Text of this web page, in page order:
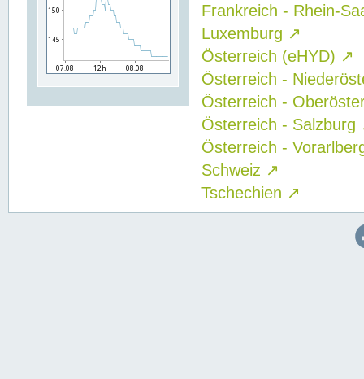
Frankreich - Rhein-
Luxemburg ↗
Österreich (eHYD) ↗
Österreich -
Österreich -
Österreich - Salzburg
Österreich -
Schweiz ↗
Tschechien ↗